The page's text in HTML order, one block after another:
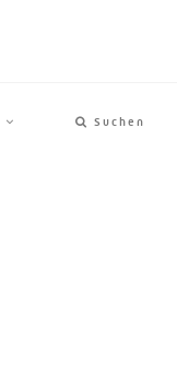
Suchen